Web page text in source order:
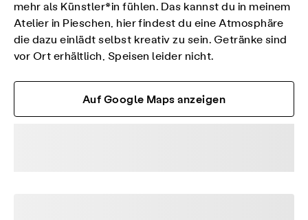
mehr als Künstler*in fühlen. Das kannst du in meinem
Atelier in Pieschen, hier findest du eine Atmosphäre
die dazu einlädt selbst kreativ zu sein. Getränke sind
vor Ort erhältlich, Speisen leider nicht.
Auf Google Maps anzeigen